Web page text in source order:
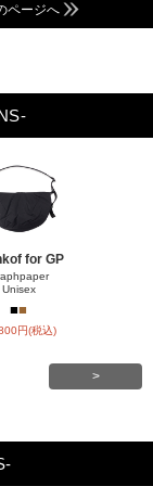
ページへ
for GP
Unisex
■■
円(税込)
>